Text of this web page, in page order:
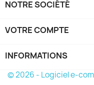
NOTRE SOCIÉTÉ
VOTRE COMPTE
INFORMATIONS
© 2026 - Logiciel e-